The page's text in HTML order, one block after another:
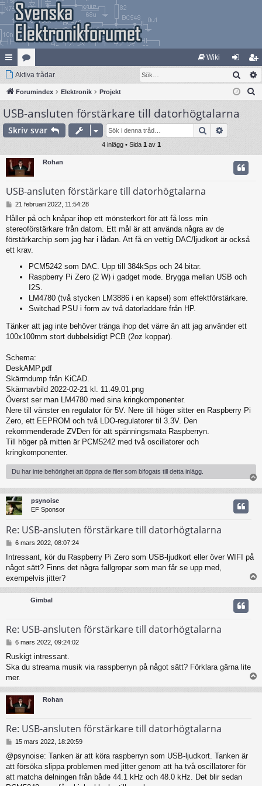
na
bb
lä
nk
at
eg
ori
er
Wiki
og
ga
in
li
m
Aktiva trådar Sök
Forumindex Elektronik Projekt
USB-ansluten förstärkare till datorhögtalarna
Skriv svar Sök
4 inlägg • Sida 1av 1
Rohan
USB-ansluten förstärkare till datorhögtalarna
l
ä
g
g
21 februari 2022, 11:54:28
Håller på och knåpar ihop ett mönsterkort för att få loss min
stereoförstärkare från datorn. Ett mål är att använda några av de
förstärkarchip som jag har i lådan. Att få en vettig DAC/ljudkort är också
ett krav.
PCM5242 som DAC. Upp till 384kSps och 24 bitar.
Raspberry Pi Zero (2 W) i gadget mode. Brygga mellan USB och
I2S.
LM4780 (två stycken LM3886 i en kapsel) som effektförstärkare.
Switchad PSU i form av två datorladdare från HP.
Tänker att jag inte behöver tränga ihop det värre än att jag använder ett
100x100mm stort dubbelsidigt PCB (2oz koppar).
Schema:
DeskAMP.pdf
Skärmdump från KiCAD.
Skärmavbild 2022-02-21 kl. 11.49.01.png
Överst ser man LM4780 med sina kringkomponenter.
Nere till vänster en regulator för 5V. Nere till höger sitter en Raspberry Pi
Zero, ett EEPROM och två LDO-regulatorer til 3.3V. Den
rekommenderade ZVDen för att spänningsmata Raspberryn.
Till höger på mitten är PCM5242 med två oscillatorer och
kringkomponenter.
Du har inte behörighet att öppna de filer som bifogats till detta inlägg.
p
p
psynoise
EF Sponsor
Re: USB-ansluten förstärkare till datorhögtalarna
l
ä
g
g
6 mars 2022, 08:07:24
Intressant, kör du Raspberry Pi Zero som USB-ljudkort eller över WIFI på
något sätt? Finns det några fallgropar som man får se upp med,
exempelvis jitter?
p
p
Gimbal
Re: USB-ansluten förstärkare till datorhögtalarna
l
ä
g
g
6 mars 2022, 09:24:02
Ruskigt intressant.
Ska du streama musik via rasspberryn på något sätt? Förklara gärna lite
mer.
p
p
Rohan
Re: USB-ansluten förstärkare till datorhögtalarna
l
ä
g
15 mars 2022, 18:20:59
@psynoise: Tanken är att köra raspberryn som USB-ljudkort. Tanken är
att försöka slippa problemen med jitter genom att ha två oscillatorer för
att matcha delningen från både 44.1 kHz och 48.0 kHz. Det blir sedan